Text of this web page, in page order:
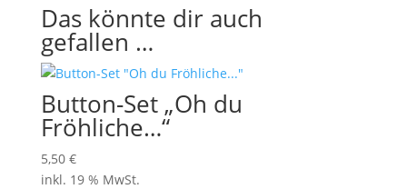
Das könnte dir auch
gefallen …
Button-Set „Oh du
Fröhliche…“
5,50 €
inkl. 19 % MwSt.